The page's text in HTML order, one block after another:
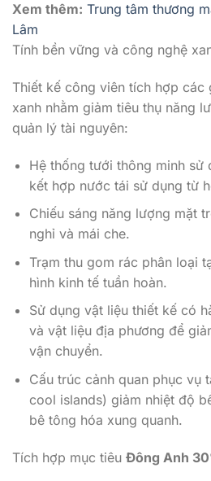
Xem thêm: Trung tâm thương
Lâm
Tính bền vững và công nghệ
Thiết kế công viên tích hợp các
xanh nhằm giảm tiêu thụ năng
quản lý tài nguyên:
Hệ thống tưới thông minh sử
kết hợp nước tái sử dụng từ
Chiếu sáng năng lượng mặt
nghỉ và mái che.
Trạm thu gom rác phân loại
hình kinh tế tuần hoàn.
Sử dụng vật liệu thiết kế có
và vật liệu địa phương để
vận chuyển.
Cấu trúc cảnh quan phục vụ
cool islands) giảm nhiệt độ
bê tông hóa xung quanh.
Tích hợp mục tiêu Đông Anh